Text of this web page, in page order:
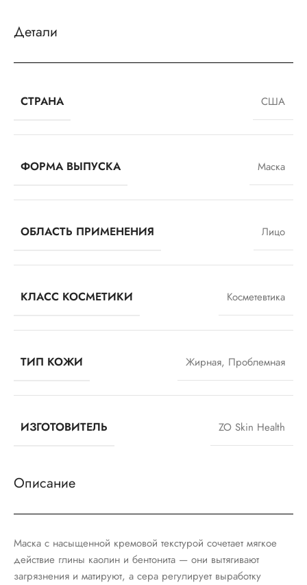
Детали
СТРАНА США
ФОРМА ВЫПУСКА Маска
ОБЛАСТЬ ПРИМЕНЕНИЯ Лицо
КЛАСС КОСМЕТИКИ Косметевтика
ТИП КОЖИ Жирная, Проблемная
ИЗГОТОВИТЕЛЬ ZO Skin Health
Описание
Маска с насыщенной кремовой текстурой сочетает мягкое
действие глины каолин и бентонита — они вытягивают
загрязнения и матируют, а сера регулирует выработку